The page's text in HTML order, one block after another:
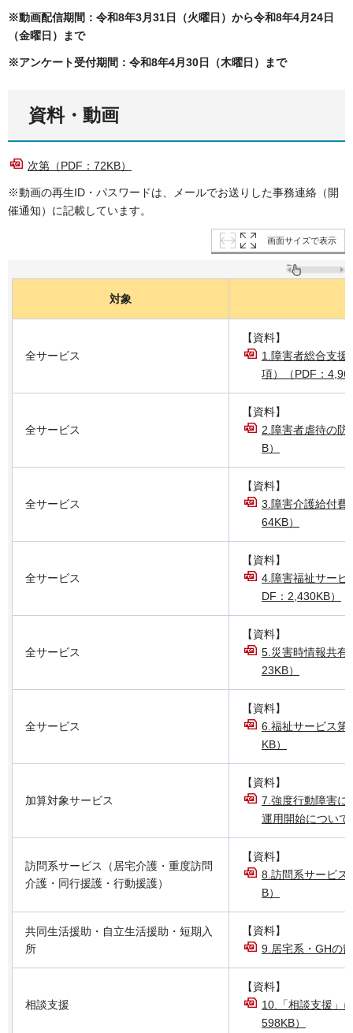
※動画配信期間：令和8年3月31日（火曜日）から令和8年4月24日
（金曜日）まで
※アンケート受付期間：令和8年4月30日（木曜日）まで
資料・動画
次第（PDF：72KB）
※動画の再生ID・パスワードは、メールでお送りした事務連絡（開
催通知）に記載しています。
画面サイズで表示
対象
全サービス
【資料】
1.障害者総合支援
項）（PDF：
全サービス
【資料】
2.障害者虐待の防
B）
全サービス
【資料】
3.障害介護給付費
64KB）
全サービス
【資料】
4.障害福祉サービ
DF：2,430KB）
全サービス
【資料】
5.災害時情報共有
23KB）
全サービス
【資料】
6.福祉サービス第
KB）
加算対象サービス
【資料】
7.強度行動障害に
運用開始につい
訪問系サービス（居宅介護・重度訪問
介護・同行援護・行動援護）
【資料】
8.訪問系サービス
B）
共同生活援助・自立生活援助・短期入
所
【資料】
9.居宅系・GHの
相談支援
【資料】
10.「相談支援」
598KB）